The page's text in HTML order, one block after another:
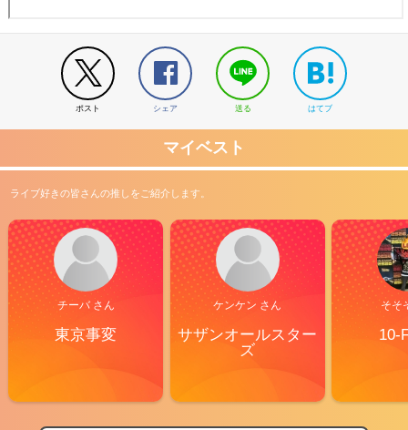
ポスト シェア 送る はてブ
マイベスト
ライブ好きの皆さんの推しをご紹介します。
チーバ さん
東京事変
ケンケン さん
サザンオールスター
ズ
そそ
10-